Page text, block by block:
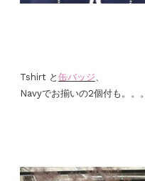
Tshirt と 缶バッジ
Navyでお揃いの2個付も。。。